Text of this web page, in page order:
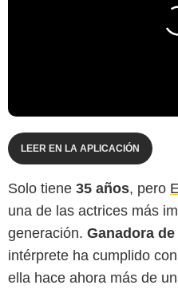
LEER EN LA APLICACIÓN
Solo tiene 35 años, pero
una de las actrices más
generación. Ganadora
intérprete ha cumplido
ella hace ahora más de